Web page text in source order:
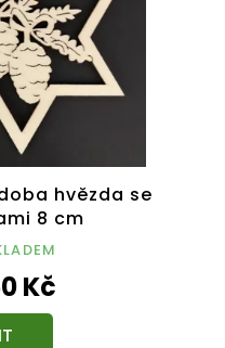
hvězda se
8 cm
Kč